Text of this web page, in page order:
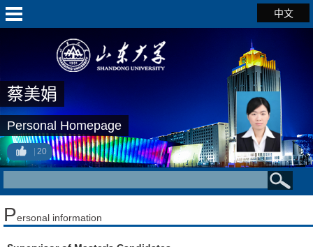
中文
蔡美娟
Personal Homepage
20
Personal information